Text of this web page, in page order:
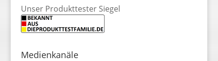
Unser Produkttester Siegel
Medienkanäle